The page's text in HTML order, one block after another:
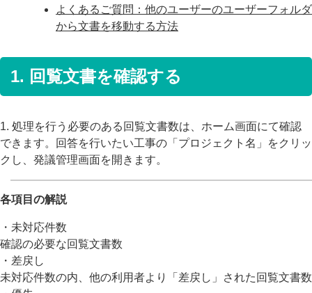
よくあるご質問：他のユーザーのユーザーフォルダ
から文書を移動する方法
1. 回覧文書を確認する
1. 処理を行う必要のある回覧文書数は、ホーム画面にて確認
できます。回答を行いたい工事の「プロジェクト名」をクリッ
クし、発議管理画面を開きます。
各項目の解説
・未対応件数
確認の必要な回覧文書数
・差戻し
未対応件数の内、他の利用者より「差戻し」された回覧文書数